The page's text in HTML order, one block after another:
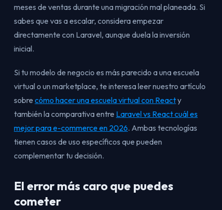
meses de ventas durante una migración mal planeada. Si
sabes que vas a escalar, considera empezar
directamente con Laravel, aunque duela la inversión
inicial.
Si tu modelo de negocio es más parecido a una escuela
virtual o un marketplace, te interesa leer nuestro artículo
sobre cómo hacer una escuela virtual con Reacty
también la comparativa entre Laravel vs React cuál es
mejor para e-commerce en 2026. Ambas tecnologías
tienen casos de uso específicos que pueden
complementar tu decisión.
El error más caro que puedes
cometer